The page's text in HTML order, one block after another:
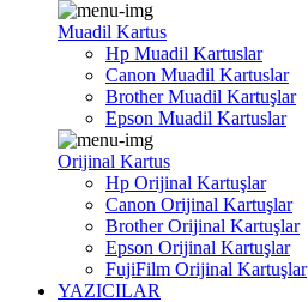
Muadil Kartus
Hp Muadil Kartuslar
Canon Muadil Kartuslar
Brother Muadil Kartuşlar
Epson Muadil Kartuslar
Orijinal Kartus
Hp Orijinal Kartuşlar
Canon Orijinal Kartuşlar
Brother Orijinal Kartuşlar
Epson Orijinal Kartuşlar
FujiFilm Orijinal Kartuşlar
YAZICILAR